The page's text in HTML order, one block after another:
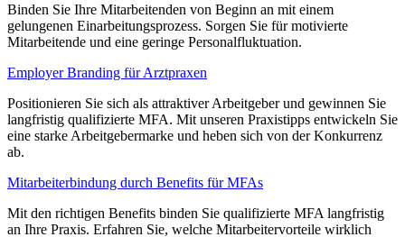
Binden Sie Ihre Mitarbeitenden von Beginn an mit einem
gelungenen Einarbeitungsprozess. Sorgen Sie für motivierte
Mitarbeitende und eine geringe Personalfluktuation.
Employer Branding für Arztpraxen
Positionieren Sie sich als attraktiver Arbeitgeber und gewinnen Sie
langfristig qualifizierte MFA. Mit unseren Praxistipps entwickeln Sie
eine starke Arbeitgebermarke und heben sich von der Konkurrenz
ab.
Mitarbeiterbindung durch Benefits für MFAs
Mit den richtigen Benefits binden Sie qualifizierte MFA langfristig
an Ihre Praxis. Erfahren Sie, welche Mitarbeitervorteile wirklich